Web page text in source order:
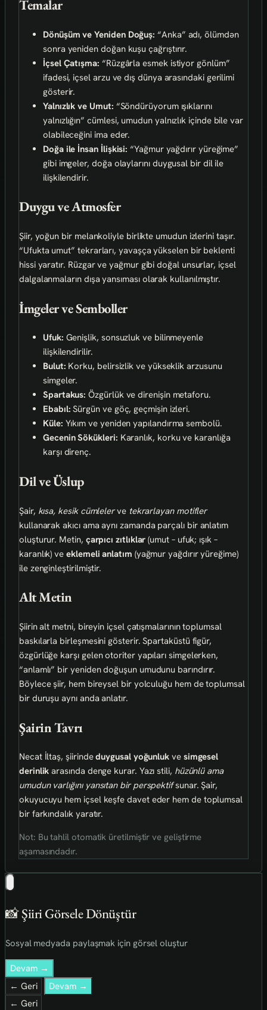
Temalar
Dönüşüm ve Yeniden Doğuş: “Anka” adı, ölümdən
sonra yeniden doğan kuşu çağrıştırır.
İçsel Çatışma: “Rüzgârla esmek istiyor gönlüm”
ifadesi, içsel arzu ve dış dünya arasındaki gerilimi
gösterir.
Yalnızlık ve Umut: “Söndürüyorum ışıklarını
yalnızlığın” cümlesi, umudun yalnızlık içinde bile var
olabileceğini ima eder.
Doğa ile İnsan İlişkisi: “Yağmur yağdırır yüreğime”
gibi imgeler, doğa olaylarını duygusal bir dil ile
ilişkilendirir.
Duygu ve Atmosfer
Şiir, yoğun bir melankoliyle birlikte umudun izlerini taşır.
“Ufukta umut” tekrarları, yavaşça yükselen bir beklenti
hissi yaratır. Rüzgar ve yağmur gibi doğal unsurlar, içsel
dalgalanmaların dışa yansıması olarak kullanılmıştır.
İmgeler ve Semboller
Ufuk: Genişlik, sonsuzluk ve bilinmeyenle
ilişkilendirilir.
Bulut: Korku, belirsizlik ve yükseklik arzusunu
simgeler.
Spartakus: Özgürlük ve direnişin metaforu.
Ebabıl: Sürgün ve göç, geçmişin izleri.
Küle: Yıkım ve yeniden yapılandırma sembolü.
Gecenin Sökükleri: Karanlık, korku ve karanlığa
karşı direnç.
Dil ve Üslup
Şair, kısa, kesik cümlelerve tekrarlayan motifler
kullanarak akıcı ama aynı zamanda parçalı bir anlatım
oluşturur. Metin, çarpıcı zıtlıklar (umut – ufuk; ışık –
karanlık) veeklemeli anlatım (yağmur yağdırır yüreğime)
ile zenginleştirilmiştir.
Alt Metin
Şiirin alt metni, bireyin içsel çatışmalarının toplumsal
baskılarla birleşmesini gösterir. Spartaküstü figür,
özgürlüğe karşı gelen otoriter yapıları simgelerken,
“anlamlı” bir yeniden doğuşun umudunu barındırır.
Böylece şiir, hem bireysel bir yolculuğu hem de toplumsal
bir duruşu aynı anda anlatır.
Şairin Tavrı
Necat İltaş, şiirindeduygusal yoğunluk ve simgesel
derinlik arasında denge kurar. Yazı stili, hüzünlü ama
umudun varlığını yansıtan bir perspektifsunar. Şair,
okuyucuyu hem içsel keşfe davet eder hem de toplumsal
bir farkındalık yaratır.
Not: Bu tahlil otomatik üretilmiştir ve geliştirme
aşamasındadır.
📸 Şiiri Görsele Dönüştür
Sosyal medyada paylaşmak için görsel oluştur
Devam →
← Geri
Devam →
← Geri